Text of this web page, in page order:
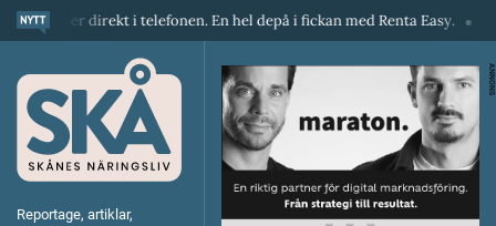
direkt i telefonen. En hel depå i fickan med Renta Easy.
Reportage, artiklar,
ANNONS